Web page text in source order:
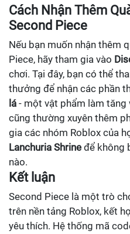
Cách Nhận Thêm
Second Piece
Nếu bạn muốn nhận thêm
Piece, hãy tham gia vào
chơi. Tại đây, bạn có thể
thưởng để nhận các phần
lá - một vật phẩm làm tăng
cũng thường xuyên thêm
gia các nhóm Roblox của
Lanchuria Shrine để không
nào.
Kết luận
Second Piece là một trò
trên nền tảng Roblox, kết
yêu thích. Hệ thống mã